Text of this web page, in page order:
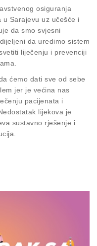
osiguranja
u Sarajevu uz učešće i
da smo svjesni
da uredimo sistem
liječenju i prevenciji
ćemo dati sve od sebe
jer je većina nas
pacijenata i
lijekova je
sustavno rješenje i